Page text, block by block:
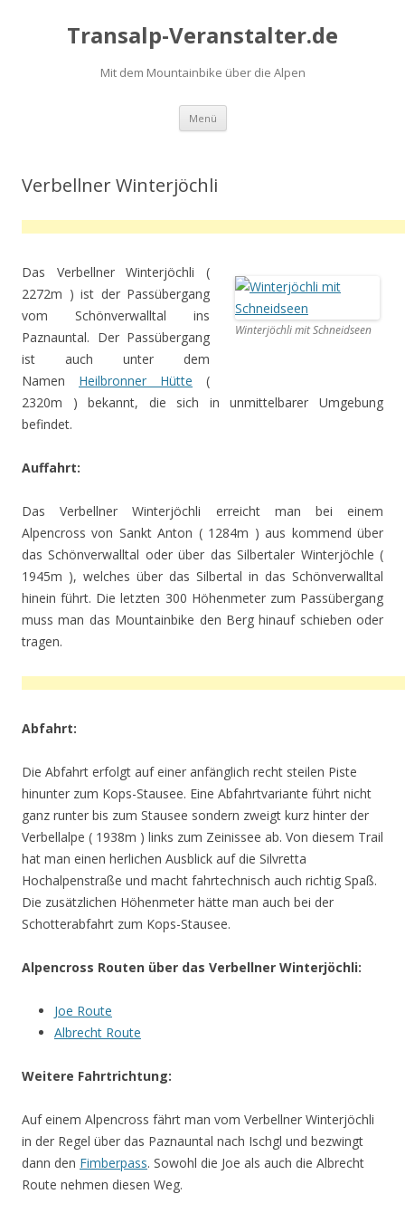
Transalp-Veranstalter.de
Mit dem Mountainbike über die Alpen
Menü Zum
springen
Verbellner Winterjöchli
Winterjöchli mit Schneidseen
Das Verbellner Winterjöchli (
2272m ) ist der Passübergang
vom Schönverwalltal ins
Paznauntal. Der Passübergang
ist auch unter dem
Namen Heilbronner Hütte (
2320m ) bekannt, die sich in unmittelbarer Umgebung
befindet.
Auffahrt:
Das Verbellner Winterjöchli erreicht man bei einem
Alpencross von Sankt Anton ( 1284m ) aus kommend über
das Schönverwalltal oder über das Silbertaler Winterjöchle (
1945m ), welches über das Silbertal in das Schönverwalltal
hinein führt. Die letzten 300 Höhenmeter zum Passübergang
muss man das Mountainbike den Berg hinauf schieben oder
tragen.
Abfahrt:
Die Abfahrt erfolgt auf einer anfänglich recht steilen Piste
hinunter zum Kops-Stausee. Eine Abfahrtvariante führt nicht
ganz runter bis zum Stausee sondern zweigt kurz hinter der
Verbellalpe ( 1938m ) links zum Zeinissee ab. Von diesem Trail
hat man einen herlichen Ausblick auf die Silvretta
Hochalpenstraße und macht fahrtechnisch auch richtig Spaß.
Die zusätzlichen Höhenmeter hätte man auch bei der
Schotterabfahrt zum Kops-Stausee.
Alpencross Routen über das Verbellner Winterjöchli:
Joe Route
Albrecht Route
Weitere Fahrtrichtung:
Auf einem Alpencross fährt man vom Verbellner Winterjöchli
in der Regel über das Paznauntal nach Ischgl und bezwingt
dann den Fimberpass. Sowohl die Joe als auch die Albrecht
Route nehmen diesen Weg.